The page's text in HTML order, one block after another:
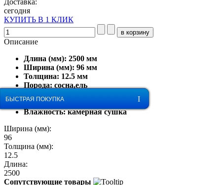
сегодня
КУПИТЬ В 1 КЛИК
Описание
Длина (мм): 2500 мм
Ширина (мм): 96 мм
Толщина: 12.5 мм
Порода: сосна,ель
Производитель: Aliander, ООО
Влажность: камерная сушка
Ширина (мм):
96
Толщина (мм):
12.5
Длина:
2500
Сопутствующие товары
ОБРАТНЫЙ ЗВОНОК
БЫСТРАЯ ПОКУПКА